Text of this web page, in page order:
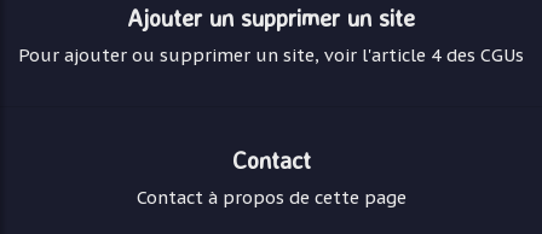
Ajouter un supprimer un site
Pour ajouter ou supprimer un site, voir l'article 4 des CGUs
Contact
Contact à propos de cette page